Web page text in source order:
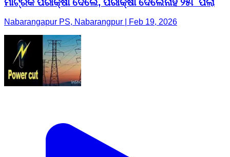
Nabarangapur PS, Nabarangpur | Feb 19, 2026